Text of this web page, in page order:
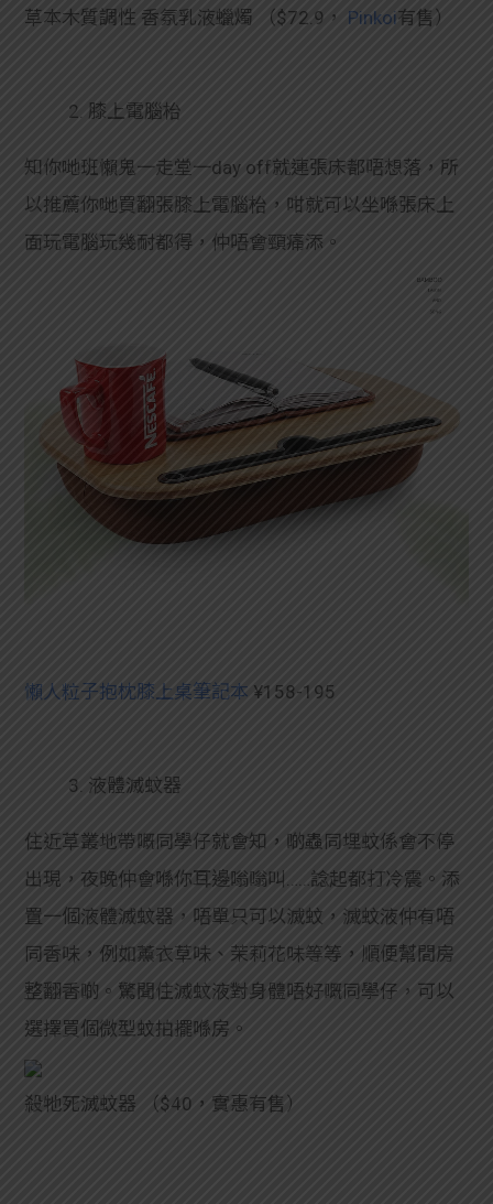
草本木質調性 香氛乳液蠟燭 （$72.9， Pinkoi有售）
2. 膝上電腦枱
知你哋班懶鬼一走堂一day off就連張床都唔想落，所
以推薦你哋買翻張膝上電腦枱，咁就可以坐喺張床上
面玩電腦玩幾耐都得，仲唔會頸痛添。
懶人粒子抱枕膝上桌筆記本 ¥158-195
3. 液體滅蚊器
住近草叢地帶嘅同學仔就會知，啲蟲同埋蚊係會不停
出現，夜晚仲會喺你耳邊嗡嗡叫……諗起都打冷震。添
置一個液體滅蚊器，唔單只可以滅蚊，滅蚊液仲有唔
同香味，例如薰衣草味、茉莉花味等等，順便幫間房
整翻香啲。驚聞住滅蚊液對身體唔好嘅同學仔，可以
選擇買個微型蚊拍擺喺房。
殺牠死滅蚊器 （$40，實惠有售）